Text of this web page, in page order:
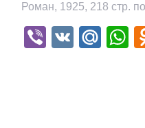
Роман, 1925, 218 стр.
Viber
VK